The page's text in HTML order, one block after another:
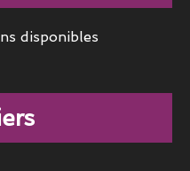
disponibles